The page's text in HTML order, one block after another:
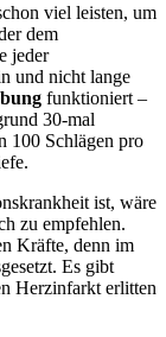
viel leisten, um
dem
jeder
und nicht lange
funktioniert –
30-mal
100 Schlägen pro
ist, wäre
zu empfehlen.
Kräfte, denn im
Es gibt
Herzinfarkt erlitten